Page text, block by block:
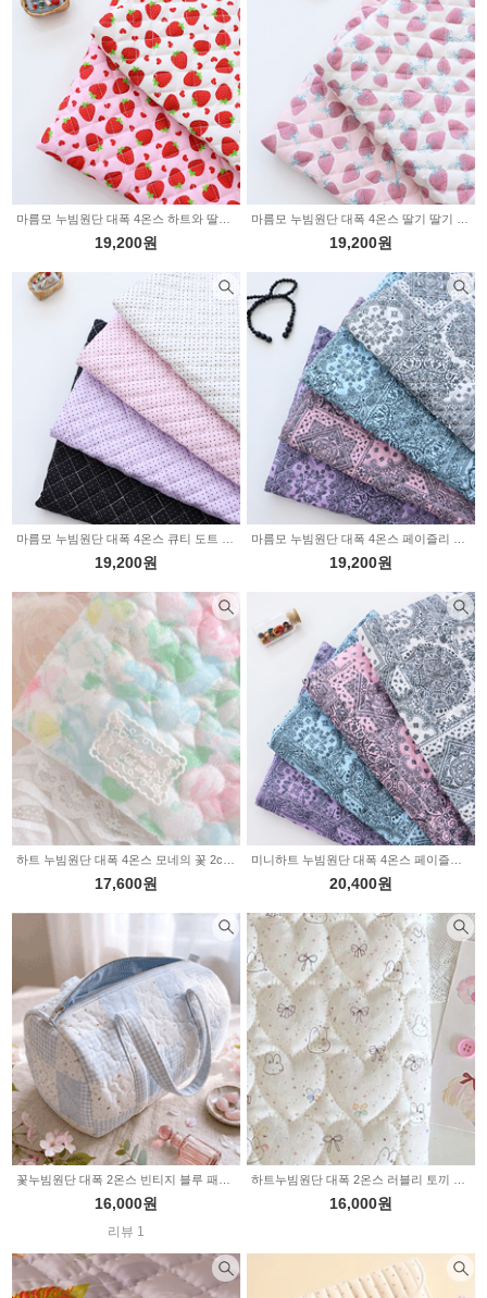
19,200원 19,200원
마름모 누빔원단 대폭 4온스 큐티 도트 4color Z3001
19,200원
마름모 누빔원단 대폭 4온스 페이즐리 4color Z3000
19,200원
17,600원 20,400원
16,000원
리뷰 1
16,000원